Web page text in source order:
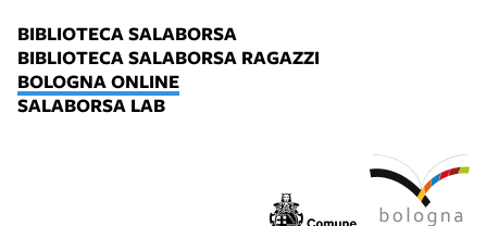
BIBLIOTECA SALABORSA
BIBLIOTECA SALABORSA RAGAZZI
BOLOGNA ONLINE
SALABORSA LAB